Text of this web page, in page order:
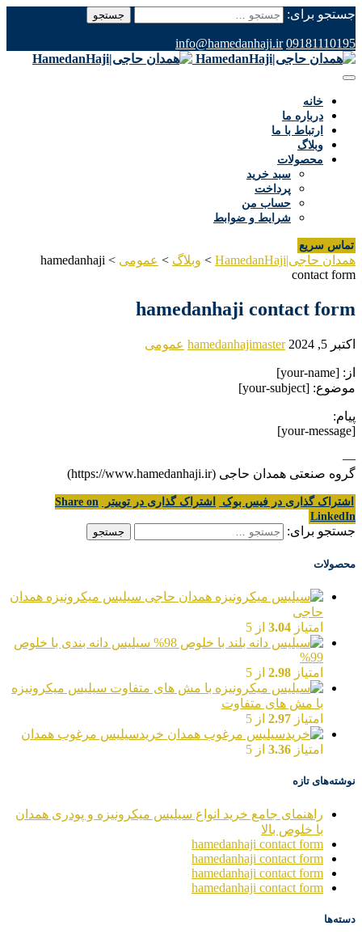
جستجو برای:
09181110195
info@hamedanhaji.ir
خانه
درباره ما
ارتباط با ما
وبلاگ
محصولات
سبد خرید
پرداخت
حساب من
شرایط و ضوابط
تماس سریع
همدان حاجی|HamedanHaji > وبلاگ > عمومی >
hamedanhaji
contact form
hamedanhaji contact form
اکتبر 5, 2024 hamedanhajimaster عمومی
از: [your-name]
موضوع: [your-subject]
پیام:
[your-message]
—
گروه صنعتی همدان حاجی (https://www.hamedanhaji.ir)
اشتراک گذاری در فیس بوک اشتراک گذاری در توییتر
Share on
LinkedIn
جستجو برای:
محصولات
سیلیس میکرونیزه همدان
حاجی
امتیاز 3.04 از 5
سیلیس دانه بندی با خلوص
99%
امتیاز 2.98 از 5
سیلیس میکرونیزه
با مش های متفاوت
امتیاز 2.97 از 5
خریدسیلیس مرغوب همدان
امتیاز 3.36 از 5
نوشته‌های تازه
راهنمای جامع خرید انواع سیلیس میکرونیزه و پودری همدان
با خلوص بالا
hamedanhaji contact form
hamedanhaji contact form
hamedanhaji contact form
hamedanhaji contact form
دسته‌ها